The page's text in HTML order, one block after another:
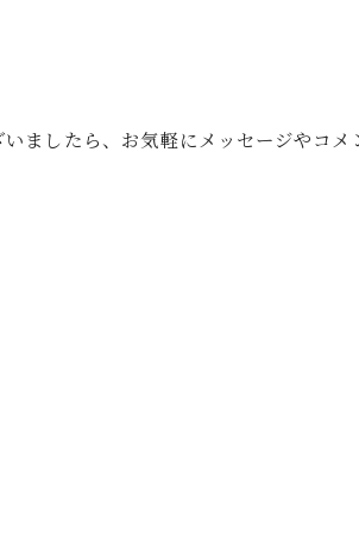
ましたら、お気軽にメッセージやコメ